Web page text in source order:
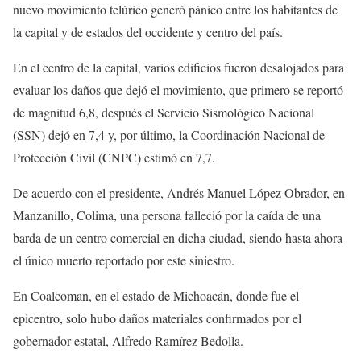
nuevo movimiento telúrico generó pánico entre los habitantes de
la capital y de estados del occidente y centro del país.
En el centro de la capital, varios edificios fueron desalojados para
evaluar los daños que dejó el movimiento, que primero se reportó
de magnitud 6,8, después el Servicio Sismológico Nacional
(SSN) dejó en 7,4 y, por último, la Coordinación Nacional de
Protección Civil (CNPC) estimó en 7,7.
De acuerdo con el presidente, Andrés Manuel López Obrador, en
Manzanillo, Colima, una persona falleció por la caída de una
barda de un centro comercial en dicha ciudad, siendo hasta ahora
el único muerto reportado por este siniestro.
En Coalcoman, en el estado de Michoacán, donde fue el
epicentro, solo hubo daños materiales confirmados por el
gobernador estatal, Alfredo Ramírez Bedolla.